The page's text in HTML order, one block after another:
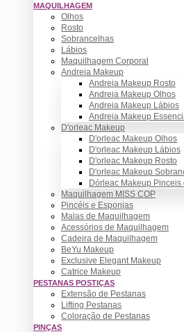
MAQUILHAGEM
Olhos
Rosto
Sobrancelhas
Lábios
Maquilhagem Corporal
Andreia Makeup
Andreia Makeup Rosto
Andreia Makeup Olhos
Andreia Makeup Lábios
Andreia Makeup
D'orleac Makeup
D'orleac Makeup Olhos
D'orleac Makeup Lábios
D'orleac Makeup Rosto
D'orleac Makeup
Dórleac Makeup
Maquilhagem MISS COP
Pincéis e Esponjas
Malas de Maquilhagem
Acessórios de Maquilhagem
Cadeira de Maquilhagem
BeYu Makeup
Exclusive Elegant Makeup
Catrice Makeup
PESTANAS POSTIÇAS
Extensão de Pestanas
Lifting Pestanas
Coloração de Pestanas
PINÇAS